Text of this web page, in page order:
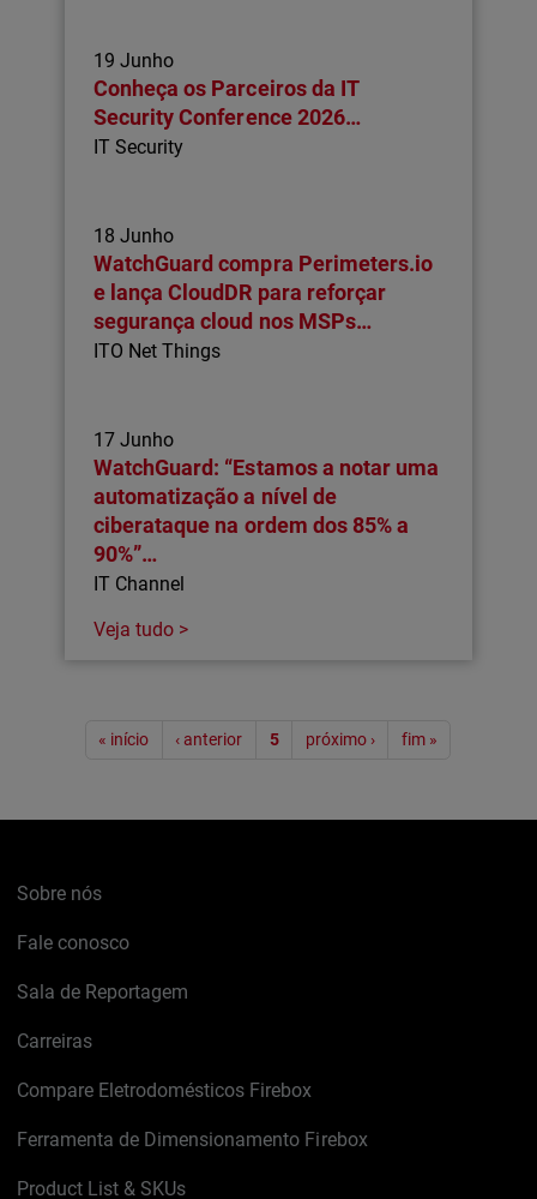
19 Junho
Conheça os Parceiros da IT
Security Conference 2026…
IT Security
18 Junho
WatchGuard compra Perimeters.io
e lança CloudDR para reforçar
segurança cloud nos MSPs…
ITO Net Things
17 Junho
WatchGuard: “Estamos a notar uma
automatização a nível de
ciberataque na ordem dos 85% a
90%”…
IT Channel
Veja tudo >
Paginação
« início ‹ anterior 5 próximo › fim »
Sobre nós
Fale conosco
Sala de Reportagem
Carreiras
Compare Eletrodomésticos Firebox
Ferramenta de Dimensionamento Firebox
Product List & SKUs